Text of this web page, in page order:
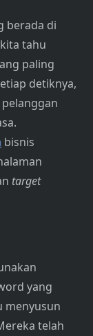
berada di
tahu
paling
detiknya,
bisnis
target
yang
menyusun
telah